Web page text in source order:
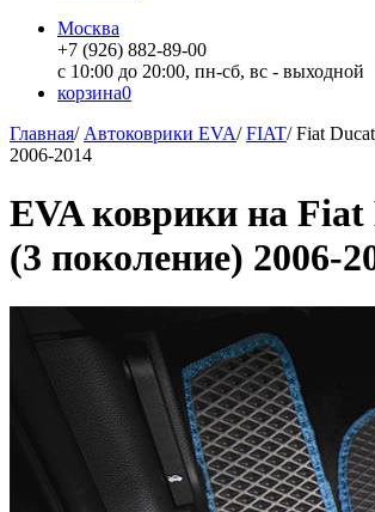
Москва
+7 (926) 882-89-00
с 10:00 до 20:00, пн-сб, вс - выходной
корзина0
Главная/ Автоковрики EVA/FIAT/Fiat
2006-2014
EVA коврики на Fiat
(3 поколение) 2006-